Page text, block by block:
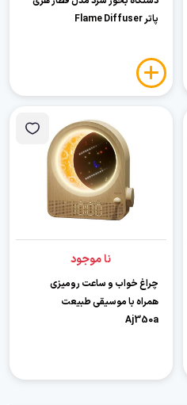
پاتر Flame Diffuser
نا موجود
چراغ خواب و ساعت رومیزی
همراه با موسیقی طبیعت
Aj350a